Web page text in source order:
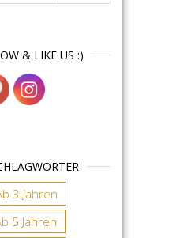
& LIKE US :)
3 Jahren
5 Jahren